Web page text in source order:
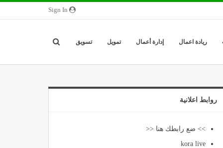
ريادة اعمال إدارة أعمال تمويل تسويق
روابط اعلانية
>> ضع رابطك هنا <<
kora live